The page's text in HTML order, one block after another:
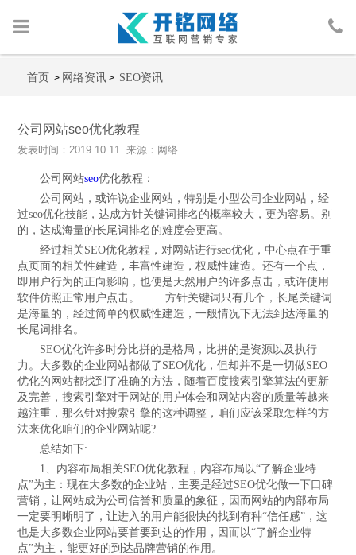
首页 > 网络资讯 > SEO资讯
公司网站seo优化教程
发表时间：2019.10.11 来源：网络
公司网站seo优化教程：
公司网站，或许说企业网站，特别是小型公司企业网站，经
过seo优化技能，达成方针关键词排名的概率较大，更为容易。别
的，达成海量的长尾词排名的难度会更高。
经过相关SEO优化教程，对网站进行seo优化，中心点在于重
点页面的相关性建造，丰富性建造，权威性建造。还有一个点，
即用户行为的正向影响，也便是天然用户的许多点击，或许使用
软件仿照正常用户点击。 方针关键词只有几个，长尾关键词
是海量的，经过简单的权威性建造，一般情况下无法到达海量的
长尾词排名。
SEO优化许多时分比拼的是格局，比拼的是资源以及执行
力。大多数的企业网站都做了SEO优化，但却并不是一切做SEO
优化的网站都找到了准确的方法，随着百度搜索引擎算法的更新
及完善，搜索引擎对于网站的用户体会和网站内容的质量等越来
越注重，那么针对搜索引擎的这种调整，咱们应该采取怎样的方
法来优化咱们的企业网站呢?
总结如下:
1、内容布局相关SEO优化教程，内容布局以“了解企业特
点”为主：现在大多数的企业站，主要是经过SEO优化做一下口碑
营销，让网站成为公司信誉和质量的象征，因而网站的内部布局
一定要明晰明了，让进入的用户能很快的找到有种“信任感”，这
也是大多数企业网站要首要到达的作用，因而以“了解企业特
点”为主，能更好的到达品牌营销的作用。
首页
人物包装
广告投放
行业案例
网络资讯
关于我们
法律声明